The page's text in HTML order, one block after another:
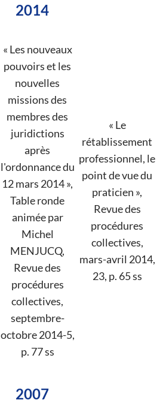
2014
« Les nouveaux
pouvoirs et les
nouvelles
missions des
membres des
juridictions
après
l'ordonnance du
12 mars 2014 »,
Table ronde
animée par
Michel
MENJUCQ,
Revue des
procédures
collectives,
septembre-
octobre 2014-5,
p. 77 ss
« Le
rétablissement
professionnel, le
point de vue du
praticien »,
Revue des
procédures
collectives,
mars-avril 2014,
23, p. 65 ss
2007